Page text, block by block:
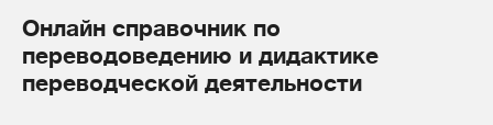
Онлайн справочник по
переводоведению и дидактике
переводческой деятельности